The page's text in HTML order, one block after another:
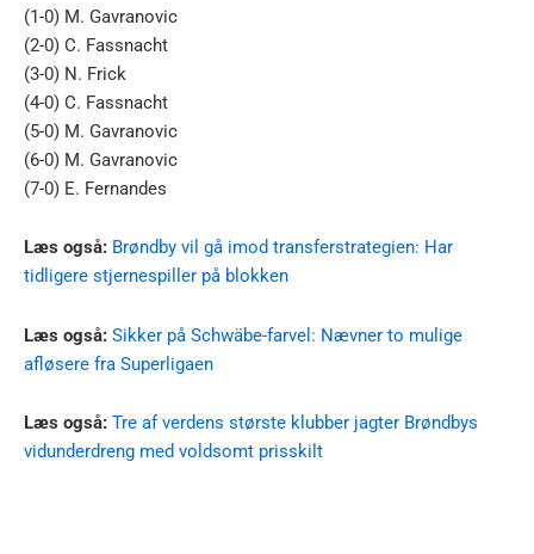
(1-0) M. Gavranovic
(2-0) C. Fassnacht
(3-0) N. Frick
(4-0) C. Fassnacht
(5-0) M. Gavranovic
(6-0) M. Gavranovic
(7-0) E. Fernandes
Læs også: Brøndby vil gå imod transferstrategien: Har
tidligere stjernespiller på blokken
Læs også: Sikker på Schwäbe-farvel: Nævner to mulige
afløsere fra Superligaen
Læs også: Tre af verdens største klubber jagter Brøndbys
vidunderdreng med voldsomt prisskilt